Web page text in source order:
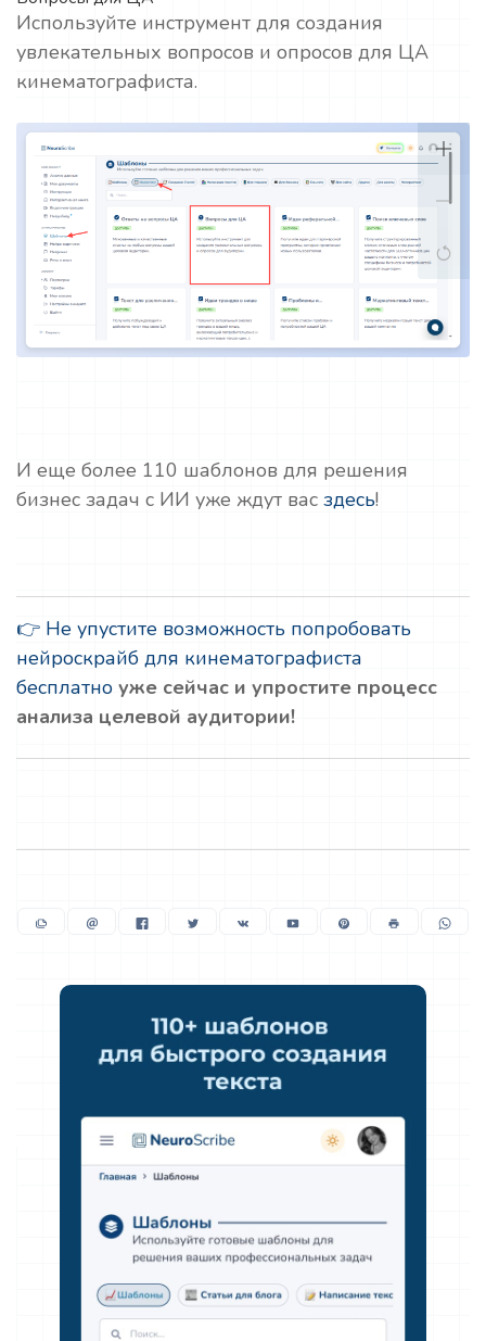
Используйте инструмент для создания
увлекательных вопросов и опросов для ЦА
кинематографиста.
И еще более 110 шаблонов для решения
бизнес задач с ИИ уже ждут вас здесь!
👉 Не упустите возможность попробовать
нейроскрайб для кинематографиста
бесплатно уже сейчас и упростите процесс
анализа целевой аудитории!